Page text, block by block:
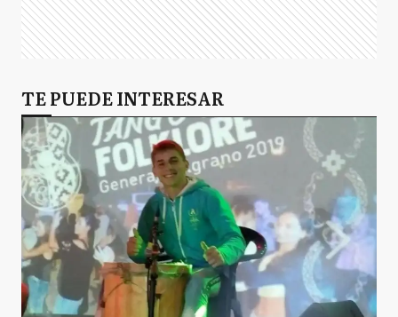
TE PUEDE INTERESAR